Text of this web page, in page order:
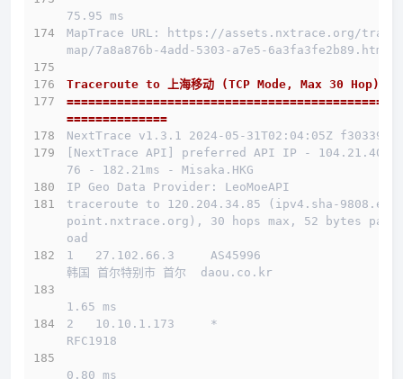
75.95 ms
MapTrace URL: https://assets.nxtrace.org/trace
map/7a8a876b-4add-5303-a7e5-6a3fa3fe2b89.html
Traceroute to 上海移动 (TCP Mode, Max 30 Hop)
==============================================
==============
NextTrace v1.3.1 2024-05-31T02:04:05Z f303397
[NextTrace API] preferred API IP - 104.21.40.1
76 - 182.21ms - Misaka.HKG
IP Geo Data Provider: LeoMoeAPI
traceroute to 120.204.34.85 (ipv4.sha-9808.end
point.nxtrace.org), 30 hops max, 52 bytes payl
oad
1   27.102.66.3     AS45996
韩国 首尔特别市 首尔  daou.co.kr
1.65 ms
2   10.10.1.173     *
RFC1918
0.80 ms